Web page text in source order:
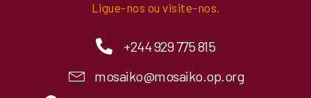
Ligue-nos ou visite-nos.
+244 929 775 815
mosaiko@mosaiko.op.org